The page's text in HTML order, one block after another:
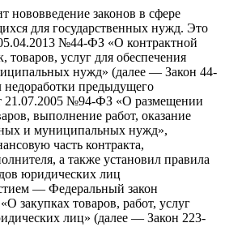
законов в сфе­ре
для государственных нужд. Это
№44-ФЗ «О контрактной
товаров, услуг для обеспечения
нужд» (далее — Закон 44-
предыдущего
21.07.2005 №94-ФЗ «О размещении
выполнение работ, оказание
и муниципальных нужд»,
часть контракта,
а также установил правила
юридических лиц
— Феде­ральный закон
закупках това­ров, работ, услуг
лиц» (далее — Закон 223-